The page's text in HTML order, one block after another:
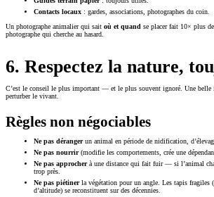
Contacts locaux : gardes, associations, photographes du coin.
Un photographe animalier qui sait où et quand se placer fait 10× plus
photographe qui cherche au hasard.
6. Respectez la nature,
C’est le conseil le plus important — et le plus souvent ignoré. Une belle
perturber le vivant.
Règles non négociables
Ne pas dérangerun animal en période de nidification,
Ne pas nourrir(modifie les comportements, crée une
Ne pas approcherà une distance qui fait fuir — si l’animal
trop près.
Ne pas piétinerla végétation pour un angle. Les tapis fragiles
d’altitude) se reconstituent sur des décennies.